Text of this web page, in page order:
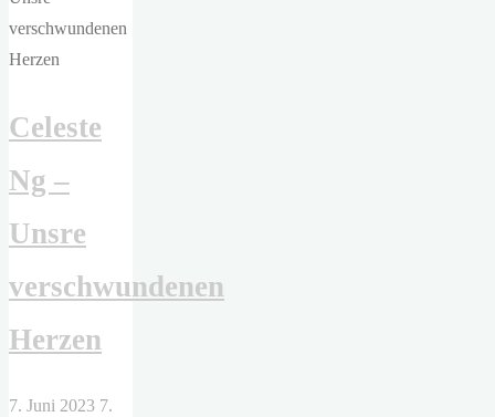
Celeste
Ng –
Unsre
verschwundenen
Herzen
7. Juni 2023 7.